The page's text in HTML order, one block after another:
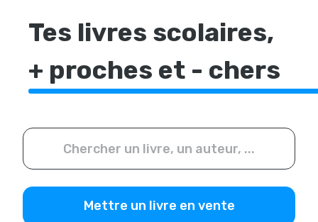
Tes livres scolaires,
+ proches et - chers
Mettre un livre en vente